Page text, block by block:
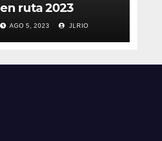
en ruta 2023
AGO 5, 2023 JLRIO